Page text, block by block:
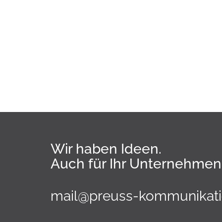
Wir haben Ideen.
Auch für Ihr
mail@preuss-